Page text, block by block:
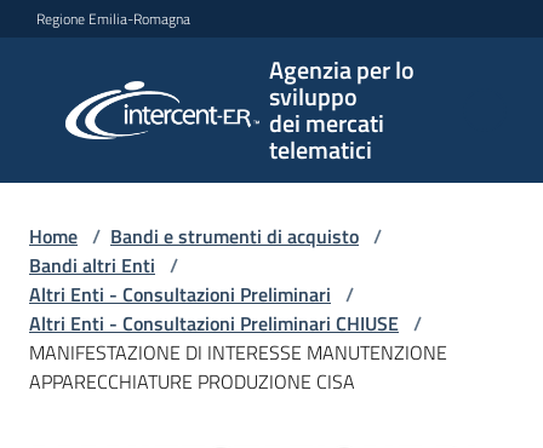
Vai al contenuto
Vai alla navigazione
Vai al footer
Regione Emilia-Romagna
Agenzia per lo
sviluppo
dei mercati
telematici
per lo
sviluppo
telematici
L'Agenzia
Bandi
Home / Bandi e strumenti di acquisto /
Bandi altri Enti /
Altri Enti - Consultazioni Preliminari /
Altri Enti - Consultazioni Preliminari CHIUSE /
MANIFESTAZIONE DI INTERESSE MANUTENZIONE
APPARECCHIATURE PRODUZIONE CISA